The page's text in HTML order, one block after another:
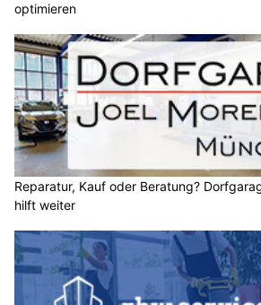
optimieren
Reparatur, Kauf oder Beratung?
hilft weiter